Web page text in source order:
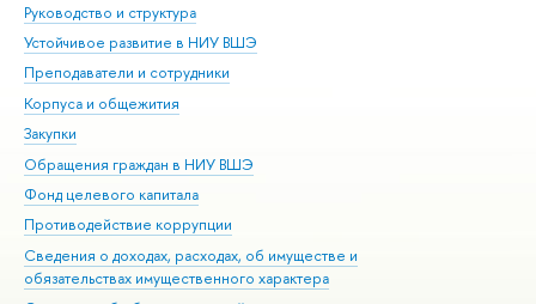
Руководство и структура
Устойчивое развитие в НИУ ВШЭ
Преподаватели и сотрудники
Корпуса и общежития
Закупки
Обращения граждан в НИУ ВШЭ
Фонд целевого капитала
Противодействие коррупции
Сведения о доходах, расходах, об имуществе и
обязательствах имущественного характера